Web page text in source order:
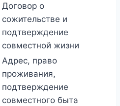
Договор о
сожительстве и
подтверждение
совместной жизни
Адрес, право
проживания,
подтверждение
совместного быта